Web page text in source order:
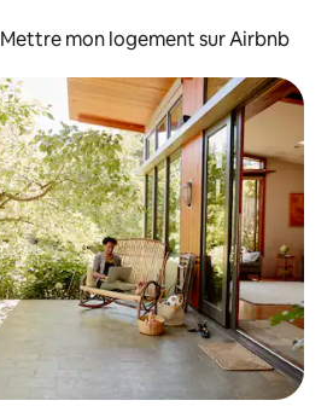
Mettre mon logement sur Airbnb